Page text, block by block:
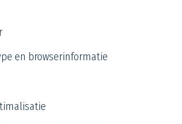
en browserinformatie